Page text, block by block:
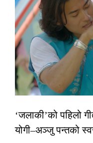
‘जलाकी’को पहिलो
योगी–अञ्जु पन्तको